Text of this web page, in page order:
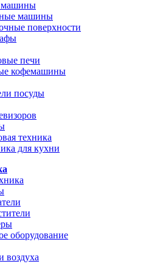
машины
поверхности
печи
кофемашины
посуды
техника
для кухни
оборудование
воздуха